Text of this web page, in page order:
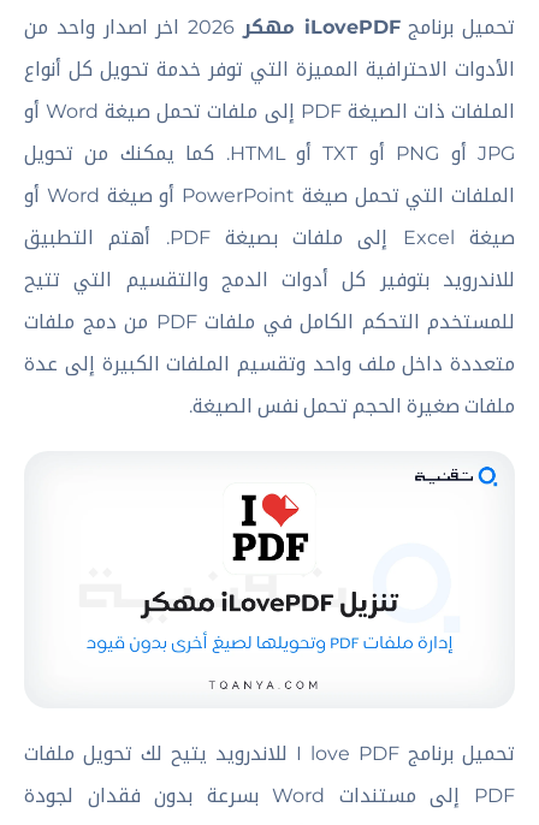
تحميل برنامجiLovePDF مهكر
2026 اخر اصدار واحد من
الأدوات الاحترافية المميزة التي توفر خدمة تحويل كل أنواع
الملفات ذات الصيغة PDF إلى ملفات تحمل صيغة Word أو
JPG أو PNG أو TXT أو HTML. كما يمكنك من تحويل
الملفات التي تحمل صيغة PowerPoint أو صيغة Word أو
صيغة Excel إلى ملفات بصيغة PDF. أهتم التطبيق
للاندرويد بتوفير كل أدوات الدمج والتقسيم التي تتيح
للمستخدم التحكم الكامل في ملفات PDF من دمج ملفات
متعددة داخل ملف واحد وتقسيم الملفات الكبيرة إلى عدة
ملفات صغيرة الحجم تحمل نفس الصيغة.
تحميل برنامج I love PDF للاندرويد يتيح لك تحويل ملفات
PDF إلى مستندات Word بسرعة بدون فقدان لجودة